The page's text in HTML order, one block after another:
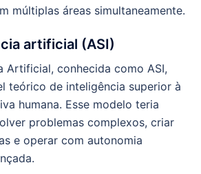
múltiplas áreas simultaneamente.
artificial (ASI)
Artificial, conhecida como ASI,
teórico de inteligência superior à
humana. Esse modelo teria
problemas complexos, criar
e operar com autonomia